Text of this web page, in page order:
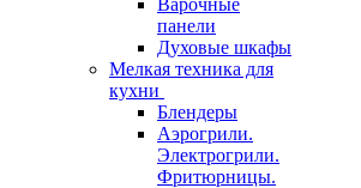
Варочные
панели
Духовые шкафы
Мелкая техника для
кухни
Блендеры
Аэрогрили.
Электрогрили.
Фритюрницы.